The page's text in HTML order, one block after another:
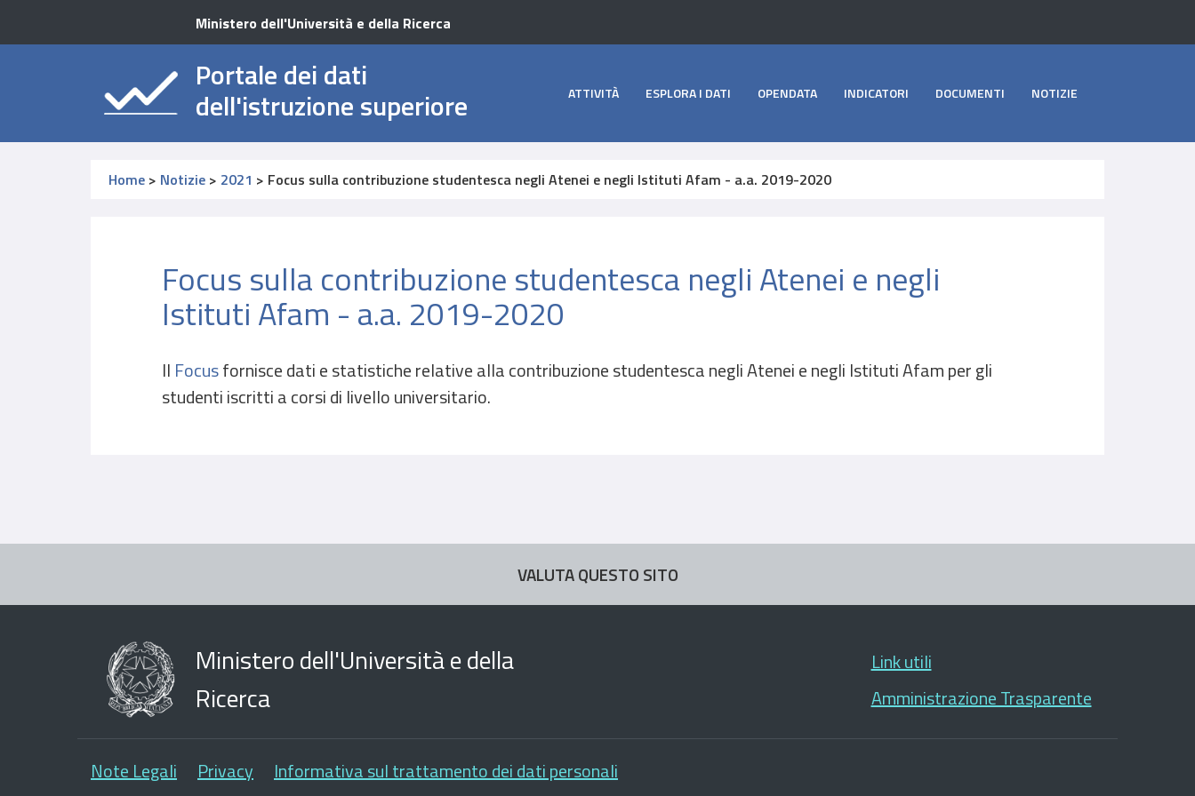
Ministero dell'Università e della Ricerca
Portale dei dati
dell'istruzione superiore ATTIVITÀ ESPLORA I DATI OPENDATA INDICATORI DOCUMENTI NOTIZIE
Home > Notizie > 2021 > Focus sulla contribuzione studentesca negli Atenei e negli Istituti Afam - a.a. 2019-2020
Focus sulla contribuzione studentesca negli Atenei e negli
Istituti Afam - a.a. 2019-2020
Il Focusfornisce dati e statistiche relative alla contribuzione studentesca negli Atenei e negli Istituti Afam per gli
studenti iscritti a corsi di livello universitario.
VALUTA QUESTO SITO
Ministero dell'Università e della
Ricerca
Link utili
Amministrazione Trasparente
Note Legali Privacy Informativa sul trattamento dei dati personali